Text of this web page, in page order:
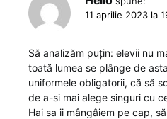
11 aprilie 2023 la
Să analizăm puțin: elevii nu
toată lumea se plânge de
uniformele obligatorii, că să
de a-si mai alege singuri cu
Hai sa ii mângâiem pe cap,